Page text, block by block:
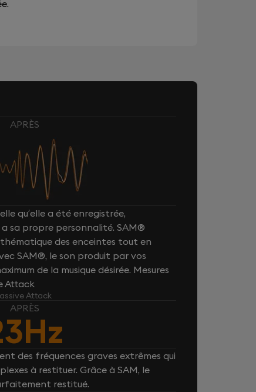
APRÈS
qu’elle a été enregistrée,
sa propre personnalité. SAM®
des enceintes tout en
SAM®, le son produit par vos
de la musique désirée. Mesures
Attack
Attack
APRÈS
des fréquences graves extrêmes qui
à restituer. Grâce à SAM, le
restitué.